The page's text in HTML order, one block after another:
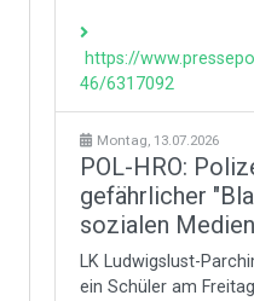
https://
46/6317092
Montag, 13.07.2026
POL-HRO:
gefährlicher
sozialen Medien
LK Ludwigslust-
ein Schüler am